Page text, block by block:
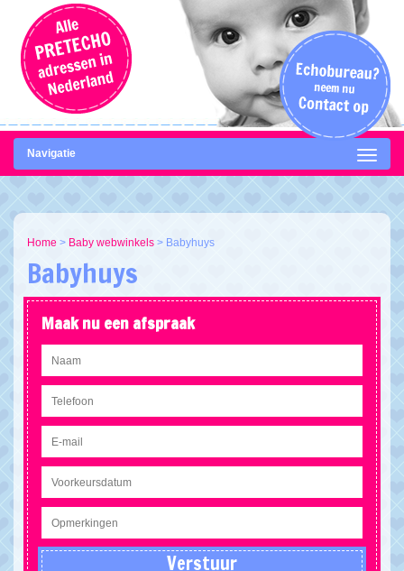
Navigatie
Home > Baby webwinkels > Babyhuys
Babyhuys
Maak nu een afspraak